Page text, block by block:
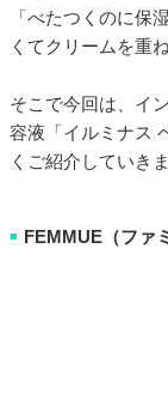
「べたつくのに保
くてクリームを重
そこで今回は、イ
容液「イルミナス
くご紹介していきま
■ FEMMUE（ファ